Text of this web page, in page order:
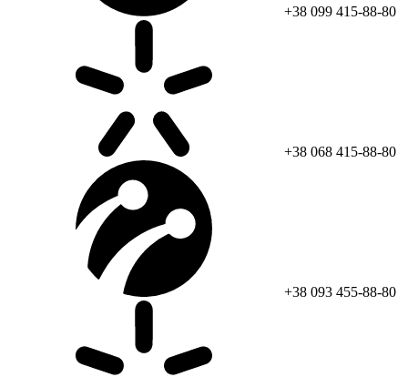
+38 099 415-88-80
+38 068 415-88-80
+38 093 455-88-80